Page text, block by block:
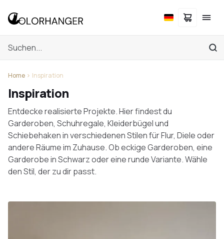
Home Inspiration
Inspiration
Entdecke realisierte Projekte. Hier findest du
Garderoben, Schuhregale, Kleiderbügel und
Schiebehaken in verschiedenen Stilen für Flur, Diele oder
andere Räume im Zuhause. Ob eckige Garderoben, eine
Garderobe in Schwarz oder eine runde Variante. Wähle
den Stil, der zu dir passt.